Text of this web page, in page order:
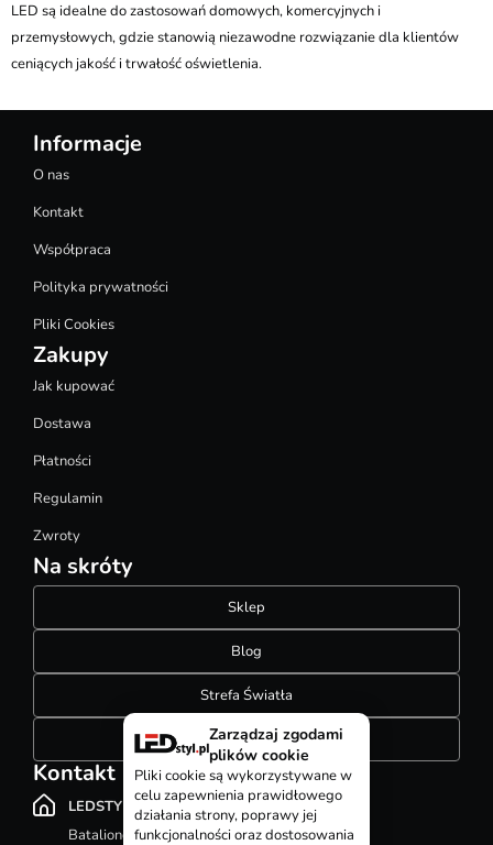
LED są idealne do zastosowań domowych, komercyjnych i
przemysłowych, gdzie stanowią niezawodne rozwiązanie dla klientów
ceniących jakość i trwałość oświetlenia.
Informacje
O nas
Kontakt
Współpraca
Polityka prywatności
Pliki Cookies
Zakupy
Jak kupować
Dostawa
Płatności
Regulamin
Zwroty
Na skróty
Sklep
Blog
Strefa Światła
Konfigurator szynoprzewodów
Kontakt
LEDSTYL.pl
Batalionów Chłopskich 12, 94-058 Łódź
Zarządzaj zgodami
plików cookie
Pliki cookie są wykorzystywane w
celu zapewnienia prawidłowego
działania strony, poprawy jej
funkcjonalności oraz dostosowania